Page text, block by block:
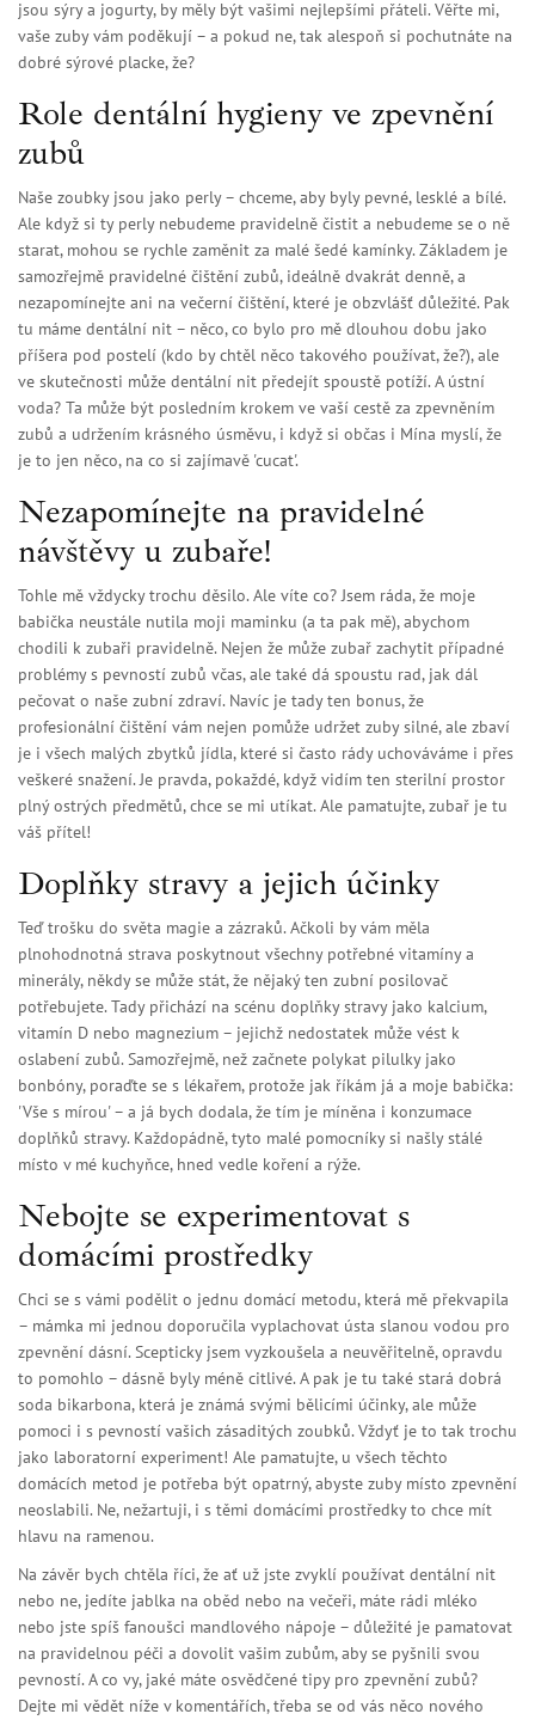
jsou sýry a jogurty, by měly být vašimi nejlepšími přáteli. Věřte mi,
vaše zuby vám poděkují – a pokud ne, tak alespoň si pochutnáte na
dobré sýrové placke, že?
Role dentální hygieny ve zpevnění
zubů
Naše zoubky jsou jako perly – chceme, aby byly pevné, lesklé a bílé.
Ale když si ty perly nebudeme pravidelně čistit a nebudeme se o ně
starat, mohou se rychle zaměnit za malé šedé kamínky. Základem je
samozřejmě pravidelné čištění zubů, ideálně dvakrát denně, a
nezapomínejte ani na večerní čištění, které je obzvlášť důležité. Pak
tu máme dentální nit – něco, co bylo pro mě dlouhou dobu jako
příšera pod postelí (kdo by chtěl něco takového používat, že?), ale
ve skutečnosti může dentální nit předejít spoustě potíží. A ústní
voda? Ta může být posledním krokem ve vaší cestě za zpevněním
zubů a udržením krásného úsměvu, i když si občas i Mína myslí, že
je to jen něco, na co si zajímavě 'cucat'.
Nezapomínejte na pravidelné
návštěvy u zubaře!
Tohle mě vždycky trochu děsilo. Ale víte co? Jsem ráda, že moje
babička neustále nutila moji maminku (a ta pak mě), abychom
chodili k zubaři pravidelně. Nejen že může zubař zachytit případné
problémy s pevností zubů včas, ale také dá spoustu rad, jak dál
pečovat o naše zubní zdraví. Navíc je tady ten bonus, že
profesionální čištění vám nejen pomůže udržet zuby silné, ale zbaví
je i všech malých zbytků jídla, které si často rády uchováváme i přes
veškeré snažení. Je pravda, pokaždé, když vidím ten sterilní prostor
plný ostrých předmětů, chce se mi utíkat. Ale pamatujte, zubař je tu
váš přítel!
Doplňky stravy a jejich účinky
Teď trošku do světa magie a zázraků. Ačkoli by vám měla
plnohodnotná strava poskytnout všechny potřebné vitamíny a
minerály, někdy se může stát, že nějaký ten zubní posilovač
potřebujete. Tady přichází na scénu doplňky stravy jako kalcium,
vitamín D nebo magnezium – jejichž nedostatek může vést k
oslabení zubů. Samozřejmě, než začnete polykat pilulky jako
bonbóny, poraďte se s lékařem, protože jak říkám já a moje babička:
'Vše s mírou' – a já bych dodala, že tím je míněna i konzumace
doplňků stravy. Každopádně, tyto malé pomocníky si našly stálé
místo v mé kuchyňce, hned vedle koření a rýže.
Nebojte se experimentovat s
domácími prostředky
Chci se s vámi podělit o jednu domácí metodu, která mě překvapila
– mámka mi jednou doporučila vyplachovat ústa slanou vodou pro
zpevnění dásní. Scepticky jsem vyzkoušela a neuvěřitelně, opravdu
to pomohlo – dásně byly méně citlivé. A pak je tu také stará dobrá
soda bikarbona, která je známá svými bělicími účinky, ale může
pomoci i s pevností vašich zásaditých zoubků. Vždyť je to tak trochu
jako laboratorní experiment! Ale pamatujte, u všech těchto
domácích metod je potřeba být opatrný, abyste zuby místo zpevnění
neoslabili. Ne, nežartuji, i s těmi domácími prostředky to chce mít
hlavu na ramenou.
Na závěr bych chtěla říci, že ať už jste zvyklí používat dentální nit
nebo ne, jedíte jablka na oběd nebo na večeři, máte rádi mléko
nebo jste spíš fanoušci mandlového nápoje – důležité je pamatovat
na pravidelnou péči a dovolit vašim zubům, aby se pyšnili svou
pevností. A co vy, jaké máte osvědčené tipy pro zpevnění zubů?
Dejte mi vědět níže v komentářích, třeba se od vás něco nového